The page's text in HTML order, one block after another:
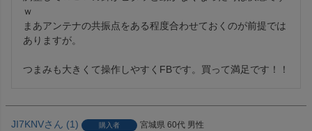
ｗ
まあアンテナの共振点をある程度合わせておくのが前提では
ありますが。
つまみも大きくて操作しやすくFBです。買って満足です！！
JI7KNV 1 購入者 宮城県 60代 男性